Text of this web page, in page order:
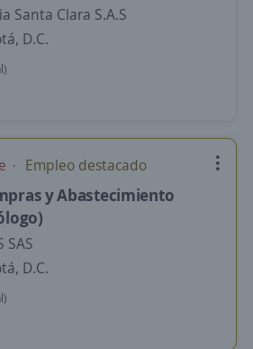
Santa Clara S.A.S
D.C.
Empleo destacado
y Abastecimiento
SAS
D.C.